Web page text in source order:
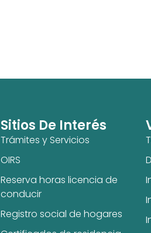
Sitios De Interés
Trámites y Servicios
OIRS
Reserva horas licencia de
conducir
Registro social de hogares